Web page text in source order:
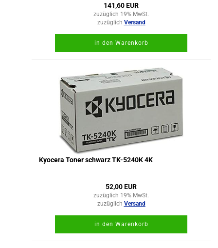
141,60 EUR
zuzüglich 19% MwSt.
zuzüglich Versand
in den Warenkorb
Kyocera Toner schwarz TK-5240K 4K
52,00 EUR
zuzüglich 19% MwSt.
zuzüglich Versand
in den Warenkorb